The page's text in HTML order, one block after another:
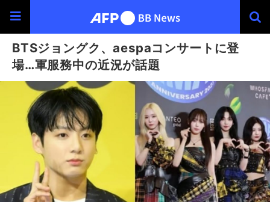
BTSジョングク、aespaコンサートに登
場…軍服務中の近況が話題